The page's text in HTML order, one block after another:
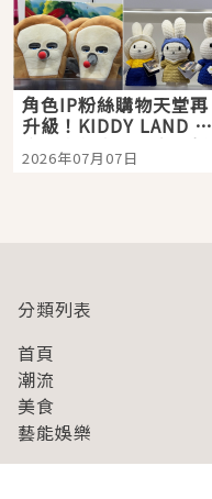
角色IP粉絲購物天堂再
升級！KIDDY LAND 原
宿店吉伊卡哇迎客，新
開幕 OMOKADO 店3分
2026年07月07日
分類列表
首頁
潮流
美食
藝能娛樂